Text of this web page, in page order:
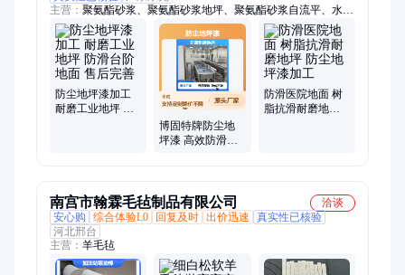
主营： 聚氨酯砂浆、聚氨酯砂浆地坪、聚氨酯砂浆自流平、水性
聚氨酯砂浆、水性聚氨酯砂浆地坪、水性聚氨酯砂浆自流平、聚
氨酯地坪、水性聚氨酯地坪、聚氨酯自流平地坪、水性聚氨酯自
流平、电子厂防滑防静电地坪、厨房防滑抗污地坪、工业重载耐
磨地坪、防滑环氧地坪、防滑耐磨地坪、防滑树脂地坪、防滑聚
氨酯地坪、树脂抗滑耐磨地坪、聚氨酯树脂防滑地板、楼梯专用
耐磨地坪、工业耐磨地坪、电子厂防静电防滑地坪、厨房专用防
滑地坪、健身房专用防滑地坪、防滑耐磨一体地坪
防尘地坪漆加工
耐磨工业地坪 防
博固特牌防尘地
坪漆 高效防滑耐
防滑医院地面 树
脂抗滑耐磨地坪
南宫市翰霖毛毡制品有限公司
洽谈
安心购
综合体验L0 回复及时 出价迅速
真实性已核验
河北邢台
主营： 羊毛毡